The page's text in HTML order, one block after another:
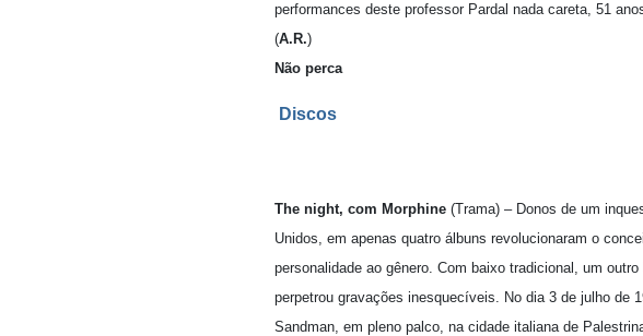
performances deste professor Pardal nada careta, 51
(A.R.)
Não perca
Discos
The night, com Morphine (Trama) – Donos de um
Unidos, em apenas quatro álbuns revolucionaram o
personalidade ao gênero. Com baixo tradicional, um
perpetrou gravações inesquecíveis. No dia 3 de julho de
Sandman, em pleno palco, na cidade italiana de